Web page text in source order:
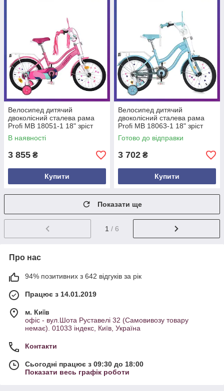
Велосипед дитячий
двоколісний сталева рама
Profi MB 18051-1 18" зріст
110-130 см вік 5 до 8 років
Рожевий
В наявності
3 855 ₴
Купити
Велосипед дитячий
двоколісний сталева рама
Profi MB 18063-1 18" зріст
110-130 см вік 5 до 8 років
М'ятний
Готово до відправки
3 702 ₴
Купити
Показати ще
1 / 6
Про нас
94% позитивних з 642 відгуків за рік
Працює з 14.01.2019
м. Київ
офіс - вул.Шота Руставелі 32 (Самовивозу товару
немає). 01033 індекс, Київ, Україна
Контакти
Сьогодні працює з 09:30 до 18:00
Показати весь графік роботи